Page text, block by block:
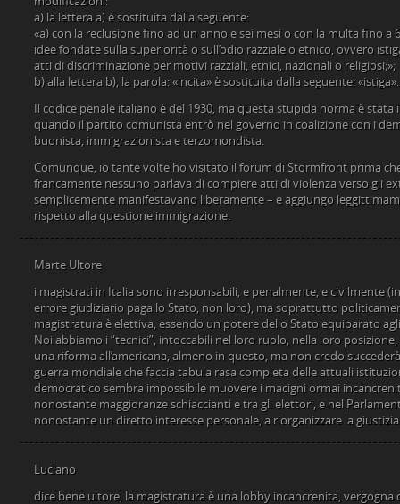
a) la lettera a) è sostituita dalla seguente:
«a) con la reclusione fino ad un anno e sei mesi o con la multa fino a
idee fondate sulla superiorità o sull’odio razziale o etnico, ovvero
atti di discriminazione per motivi razziali, etnici, nazionali o religiosi;»;
b) alla lettera b), la parola: «incita» è sostituita dalla seguente: «istiga».
Il codice penale italiano è del 1930, ma questa stupida norma è stata
quando il partito comunista entrò nel governo in coalizione con i
buonista, immigrazionista e terzomondista.
Comunque, io tante volte ho visitato il forum di Stormfront prima
francamente nessuno parlava di compiere atti di violenza verso gli
semplicemente manifestavano liberamente – e aggiungo
rispetto alla questione immigrazione.
Marte Ultore
i magistrati in Italia sono irresponsabili, e penalmente, e civilmente
errore giudiziario paga lo Stato, non loro), ma soprattutto
magistratura è elettiva, essendo un potere dello Stato equiparato
Noi abbiamo i “tecnici”, intoccabili nel loro ruolo, nella loro
una riforma all’americana, almeno in questo, ma non credo
guerra mondiale che faccia tabula rasa completa delle attuali
democratico sembra impossibile muovere i macigni ormai
nonostante maggioranze schiaccianti e tra gli elettori, e nel
nonostante un diretto interesse personale, a riorganizzare la
Luciano
dice bene ultore, la magistratura è una lobby incancrenita, vergogna